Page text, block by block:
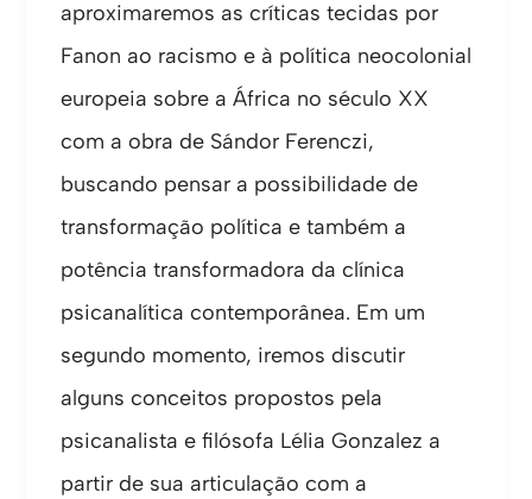
aproximaremos as críticas tecidas por
Fanon ao racismo e à política neocolonial
europeia sobre a África no século XX
com a obra de Sándor Ferenczi,
buscando pensar a possibilidade de
transformação política e também a
potência transformadora da clínica
psicanalítica contemporânea. Em um
segundo momento, iremos discutir
alguns conceitos propostos pela
psicanalista e filósofa Lélia Gonzalez a
partir de sua articulação com a